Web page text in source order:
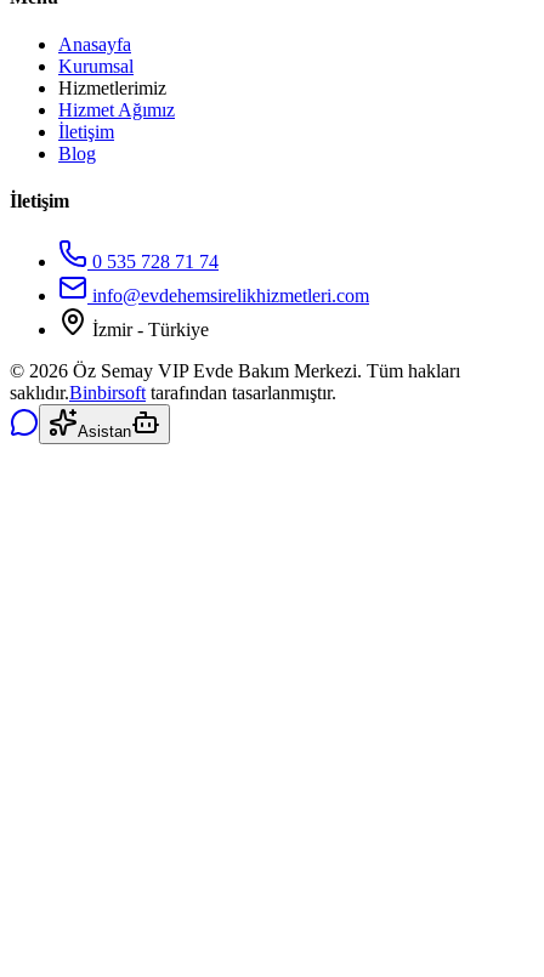
Anasayfa
Kurumsal
Hizmetlerimiz
Hizmet Ağımız
İletişim
Blog
İletişim
0 535 728 71 74
info@evdehemsirelikhizmetleri.com
İzmir - Türkiye
© 2026 Öz Semay VIP Evde Bakım Merkezi. Tüm hakları
saklıdır.Binbirsoft tarafından tasarlanmıştır.
Asistan